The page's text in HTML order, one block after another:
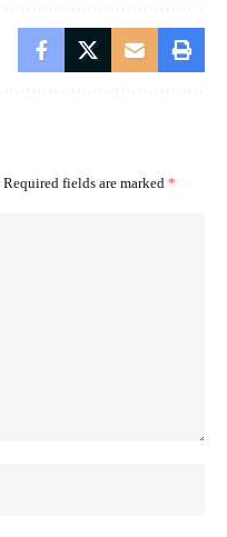
Required fields are marked *